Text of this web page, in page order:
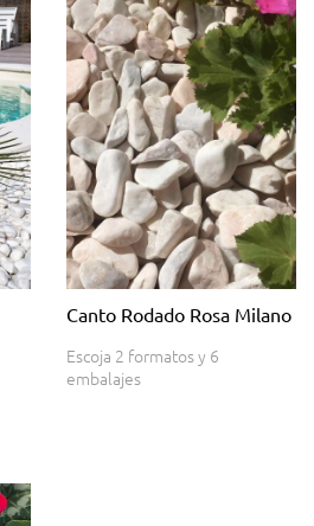
Canto Rodado Rosa Milano
Escoja 2 formatos y 6
embalajes